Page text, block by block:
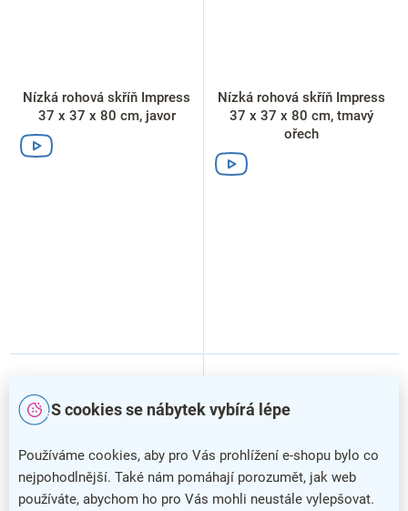
S cookies se nábytek vybírá lépe
Používáme cookies, aby pro Vás prohlížení e-shopu bylo co
nejpohodlnější. Také nám pomáhají porozumět, jak web
používáte, abychom ho pro Vás mohli neustále vylepšovat.
Nízká rohová skříň Impress
37 x 37 x 80 cm, javor
Nízká rohová skříň Impress
37 x 37 x 80 cm, tmavý
ořech